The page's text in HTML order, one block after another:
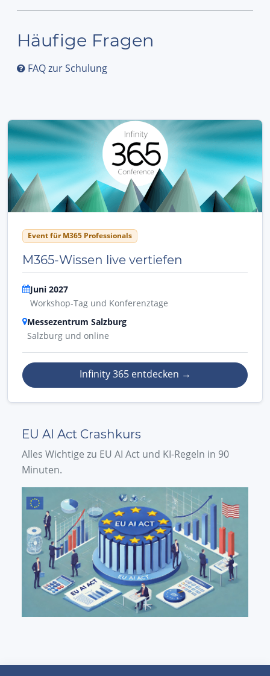
Häufige Fragen
FAQ zur Schulung
Event für M365 Professionals
M365-Wissen live vertiefen
Juni 2027
Workshop-Tag und Konferenztage
Messezentrum Salzburg
Salzburg und online
Infinity 365 entdecken →
EU AI Act Crashkurs
Alles Wichtige zu EU AI Act und KI-Regeln in 90
Minuten.